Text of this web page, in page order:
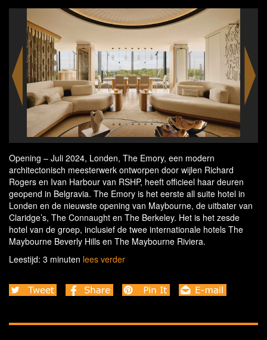
Opening – Juli 2024, Londen, The Emory, een modern
architectonisch meesterwerk ontworpen door wijlen Richard
Rogers en Ivan Harbour van RSHP, heeft officieel haar deuren
geopend in Belgravia. The Emory is het eerste all suite hotel in
Londen en de nieuwste opening van Maybourne, de uitbater van
Claridge’s, The Connaught en The Berkeley. Het is het zesde
hotel van de groep, inclusief de twee internationale hotels The
Maybourne Beverly Hills en The Maybourne Riviera.
Leestijd: 3 minuten lees verder